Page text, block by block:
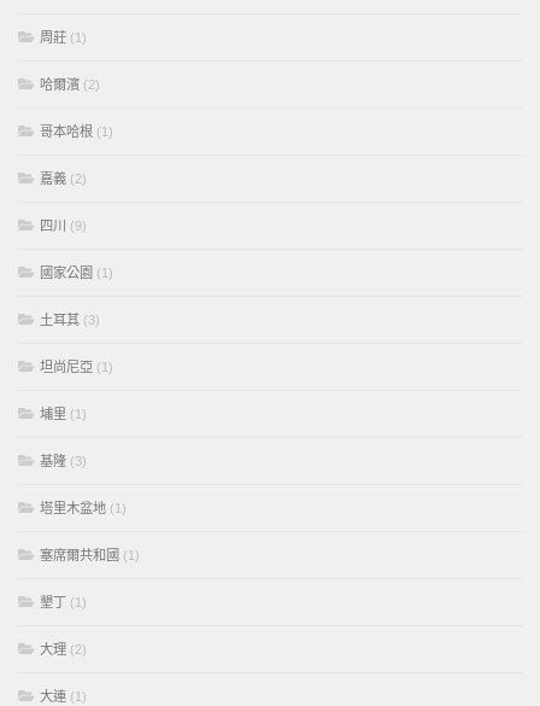
周莊 (1)
哈爾濱 (2)
哥本哈根 (1)
嘉義 (2)
四川 (9)
國家公園 (1)
土耳其 (3)
坦尚尼亞 (1)
埔里 (1)
基隆 (3)
塔里木盆地 (1)
塞席爾共和國 (1)
墾丁 (1)
大理 (2)
大連 (1)